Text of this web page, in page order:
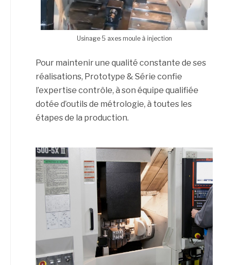
Usinage 5 axes moule à injection
Pour maintenir une qualité constante de ses
réalisations, Prototype & Série confie
l’expertise contrôle, à son équipe qualifiée
dotée d’outils de métrologie, à toutes les
étapes de la production.